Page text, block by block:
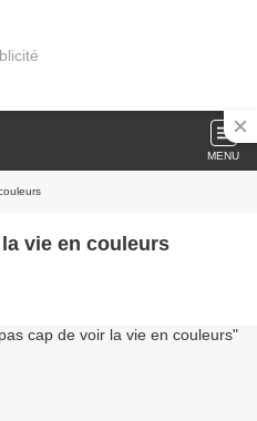
MENU
vie en couleurs